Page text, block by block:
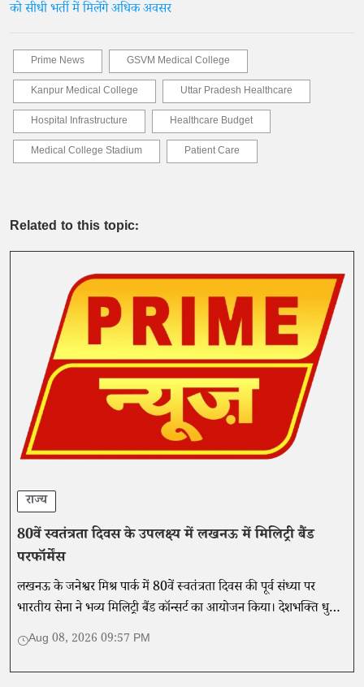
को सीधी भर्ती में मिलेंगे अधिक अवसर
Prime News
GSVM Medical College
Kanpur Medical College
Uttar Pradesh Healthcare
Hospital Infrastructure
Healthcare Budget
Medical College Stadium
Patient Care
Related to this topic:
राज्य
80वें स्वतंत्रता दिवस के उपलक्ष्य में लखनऊ में मिलिट्री बैंड
परफॉर्मेंस
लखनऊ के जनेश्वर मिश्र पार्क में 80वें स्वतंत्रता दिवस की पूर्व संध्या पर
भारतीय सेना ने भव्य मिलिट्री बैंड कॉन्सर्ट का आयोजन किया। देशभक्ति धुनों
ने दर्शकों का दिल जीता।
Aug 08, 2026 09:57 PM